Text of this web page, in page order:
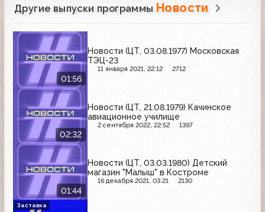
Другие выпуски программы Новости
01:56
Новости (ЦТ, 03.08.1977) Московская
ТЭЦ-23
11 января 2021, 22:12 2712
02:32
Новости (ЦТ, 21.08.1979) Качинское
авиационное училище
2 сентября 2022, 22:52 1397
01:44
Новости (ЦТ, 03.03.1980) Детский
магазин "Малыш" в Костроме
16 декабря 2021, 03:21 2130
Заставка